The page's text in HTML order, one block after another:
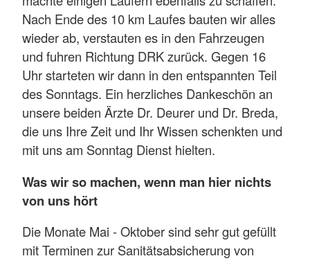
Nach Ende des 10 km Laufes bauten wir alles
wieder ab, verstauten es in den Fahrzeugen
und fuhren Richtung DRK zurück. Gegen 16
Uhr starteten wir dann in den entspannten Teil
des Sonntags. Ein herzliches Dankeschön an
unsere beiden Ärzte Dr. Deurer und Dr. Breda,
die uns Ihre Zeit und Ihr Wissen schenkten und
mit uns am Sonntag Dienst hielten.
Was wir so machen, wenn man hier nichts
von uns hört
Die Monate Mai - Oktober sind sehr gut gefüllt
mit Terminen zur Sanitätsabsicherung von